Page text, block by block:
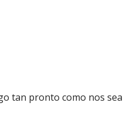
tan pronto como nos sea